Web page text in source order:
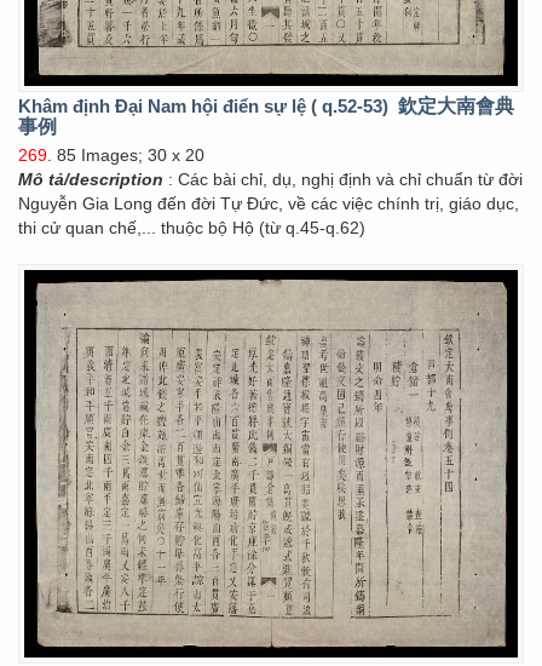
Khâm định Đại Nam hội điển sự lệ ( q.52-53) 欽定大南會典
事例
269. 85 Images; 30 x 20
Mô tả/description : Các bài chỉ, dụ, nghị định và chỉ chuẩn từ đời
Nguyễn Gia Long đến đời Tự Đức, về các việc chính trị, giáo dục,
thi cử quan chế,... thuộc bộ Hộ (từ q.45-q.62)